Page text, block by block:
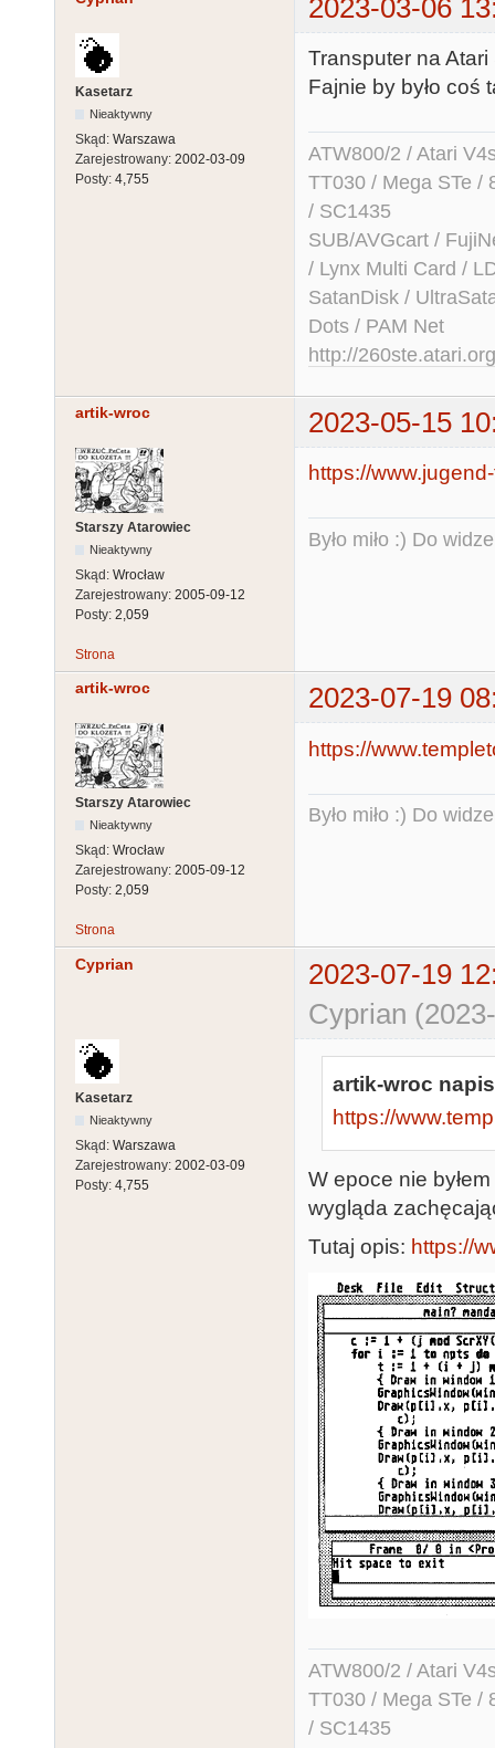
2023-03-06
Kasetarz
Nieaktywny
Skąd: Warszawa
Zarejestrowany: 2002-03-09
Posty: 4,755
Transputer na
Fajnie by było coś
ATW800/2 / Atari
TT030 / Mega STe /
/ SC1435
SUB/AVGcart /
/ Lynx Multi Card /
SatanDisk /
Dots / PAM Net
http://260ste.atari.org
artik-wroc 2023-05-15
Starszy Atarowiec
Nieaktywny
Skąd: Wrocław
Zarejestrowany: 2005-09-12
Posty: 2,059
https://
Było miło :) Do
Strona
artik-wroc 2023-07-19
Starszy Atarowiec
Nieaktywny
Skąd: Wrocław
Zarejestrowany: 2005-09-12
Posty: 2,059
https://
Było miło :) Do
Strona
Cyprian
2023-07-19
Cyprian
Kasetarz
Nieaktywny
Skąd: Warszawa
Zarejestrowany: 2002-03-09
Posty: 4,755
artik-wroc
https://
W epoce nie
wygląda
Tutaj opis: https://
ATW800/2 / Atari
TT030 / Mega STe /
/ SC1435